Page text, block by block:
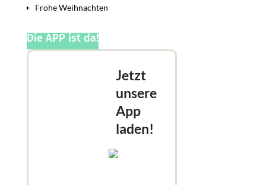
Frohe Weihnachten
Die APP ist da!
Jetzt
unsere
App
laden!